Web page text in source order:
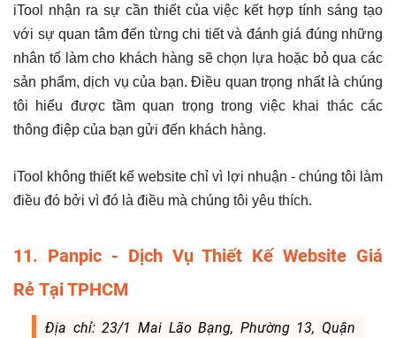
iTool nhận ra sự cần thiết của việc kết hợp tính sáng tạo
với sự quan tâm đến từng chi tiết và đánh giá đúng những
nhân tố làm cho khách hàng sẽ chọn lựa hoặc bỏ qua các
sản phẩm, dịch vụ của bạn. Điều quan trọng nhất là chúng
tôi hiểu được tầm quan trọng trong việc khai thác các
thông điệp của bạn gửi đến khách hàng.
iTool không thiết kế website chỉ vì lợi nhuận - chúng tôi làm
điều đó bởi vì đó là điều mà chúng tôi yêu thích.
11. Panpic - Dịch Vụ Thiết Kế Website Giá
Rẻ Tại TPHCM
Địa chỉ: 23/1 Mai Lão Bạng, Phường 13, Quận